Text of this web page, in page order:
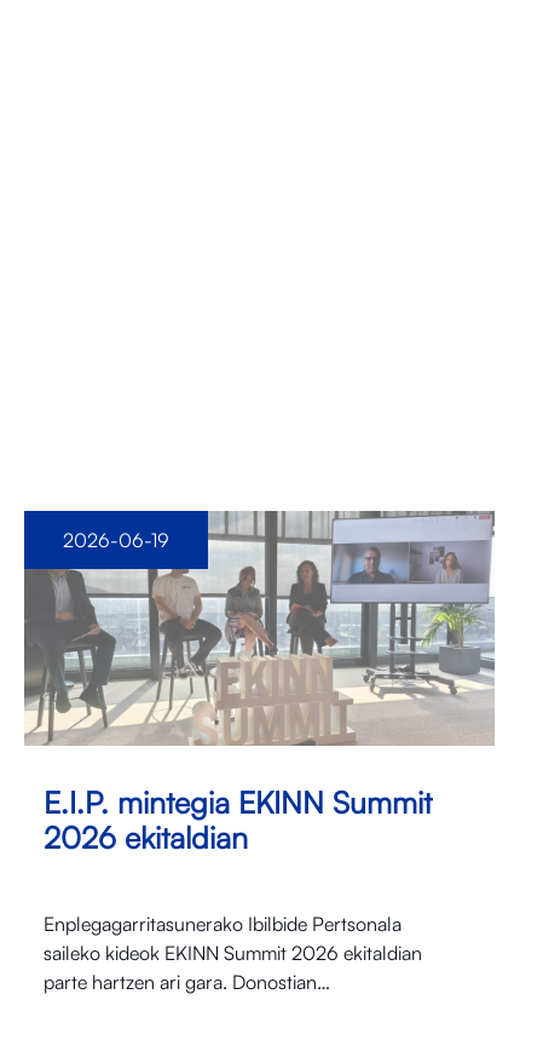
E.I.P. mintegia EKINN Summit
2026 ekitaldian
Enplegagarritasunerako Ibilbide Pertsonala
saileko kideok EKINN Summit 2026 ekitaldian
parte hartzen ari gara. Donostian…
2026-06-19